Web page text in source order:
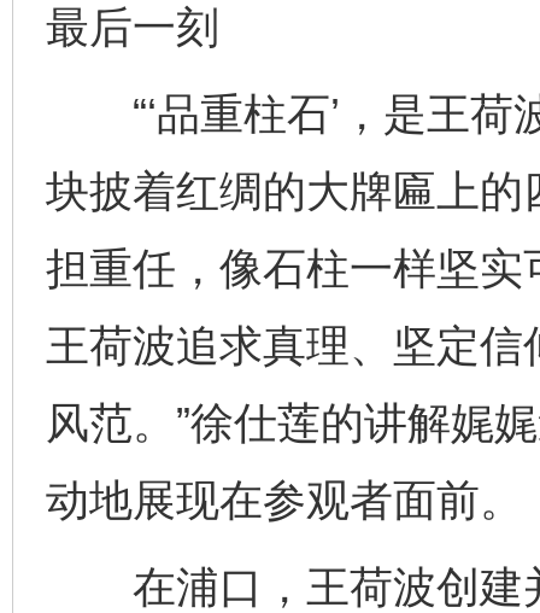
最后一刻
“‘品重柱石’，是王荷
块披着红绸的大牌匾上
担重任，像石柱一样坚
王荷波追求真理、坚定
风范。”徐仕莲的讲解娓
动地展现在参观者面前。
在浦口，王荷波创建